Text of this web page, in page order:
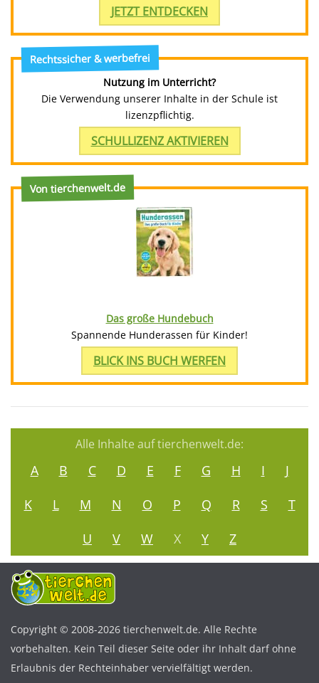
JETZT ENTDECKEN
Rechtssicher & werbefrei
Nutzung im Unterricht?
Die Verwendung unserer Inhalte in der Schule ist
lizenzpflichtig.
SCHULLIZENZ AKTIVIEREN
Von tierchenwelt.de
Das große Hundebuch
Spannende Hunderassen für Kinder!
BLICK INS BUCH WERFEN
Alle Inhalte auf tierchenwelt.de:
A B C D E F G H I
J
K
L M N O P Q R S
T
U
V W X Y Z
Copyright © 2008-2026 tierchenwelt.de. Alle Rechte
vorbehalten. Kein Teil dieser Seite oder ihr Inhalt darf ohne
Erlaubnis der Rechteinhaber vervielfältigt werden.